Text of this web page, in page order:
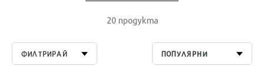
20 продукта
ФИЛТРИРАЙ ПОПУЛЯРНИ